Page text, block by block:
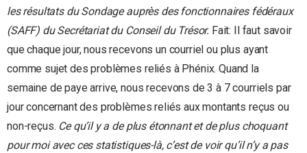
les résultats du Sondage auprès des fonctionnaires fédéraux
(SAFF) du Secrétariat du Conseil du Trésor. Fait: Il faut savoir
que chaque jour, nous recevons un courriel ou plus ayant
comme sujet des problèmes reliés à Phénix. Quand la
semaine de paye arrive, nous recevons de 3 à 7 courriels par
jour concernant des problèmes reliés aux montants reçus ou
non-reçus. Ce qu’il y a de plus étonnant et de plus choquant
pour moi avec ces statistiques-là, c’est de voir qu’il n’y a pas